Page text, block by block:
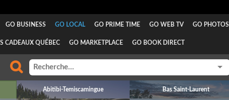
GO BUSINESS GO LOCAL GO PRIME TIME GO WEB TV GO PHOTOS
CADEAUX QUÉBEC GO MARKETPLACE GO BOOK DIRECT
Abitibi-Temiscamingue Bas Saint-Laurent